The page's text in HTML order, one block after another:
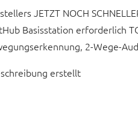
JETZT NOCH
Basisstation erforderlich
2-Wege-
erstellt